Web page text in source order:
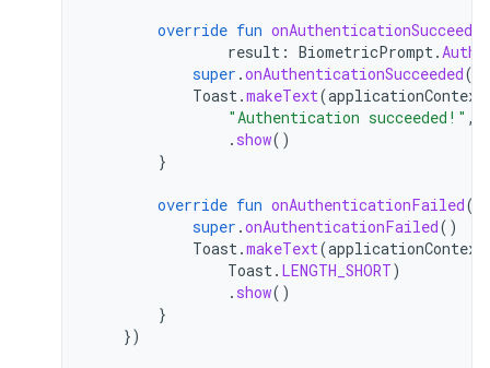
override fun onAuthenticationSucceeded
result : BiometricPrompt.
super .onAuthenticationSucceeded(
Toast.makeText(applicationContext
"Authentication succeeded!" ,
. show()
}
override fun onAuthenticationFailed()
super .onAuthenticationFailed()
Toast.makeText(applicationContext
Toast. LENGTH_SHORT)
. show()
}
})